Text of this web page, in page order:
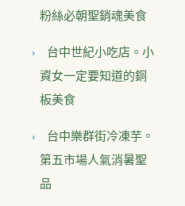
粉絲必朝聖銷魂美食
台中世紀小吃店。小
資女一定要知道的銅
板美食
台中樂群街冷凍芋。
第五市場人氣消暑聖
品